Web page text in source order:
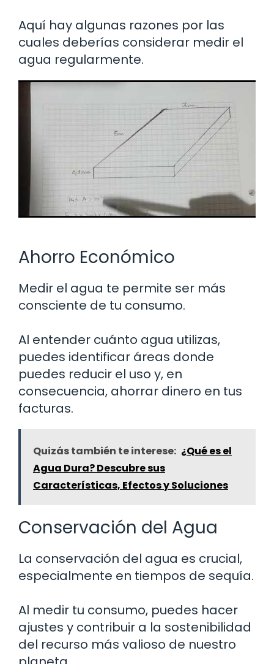
Aquí hay algunas razones por las
cuales deberías considerar medir el
agua regularmente.
Ahorro Económico
Medir el agua te permite ser más
consciente de tu consumo.
Al entender cuánto agua utilizas,
puedes identificar áreas donde
puedes reducir el uso y, en
consecuencia, ahorrar dinero en tus
facturas.
Quizás también te interese: ¿Qué es el
Agua Dura? Descubre sus
Características, Efectos y Soluciones
Conservación del Agua
La conservación del agua es crucial,
especialmente en tiempos de sequía.
Al medir tu consumo, puedes hacer
ajustes y contribuir a la sostenibilidad
del recurso más valioso de nuestro